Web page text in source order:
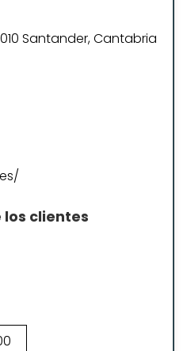
Santander, Cantabria
los clientes